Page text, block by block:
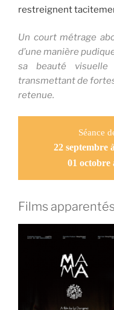
restreignent
Un court métrage
d’une manière
sa beauté
transmettant de
retenue.
Séance
22 septembre
01 octobre
Films apparentés